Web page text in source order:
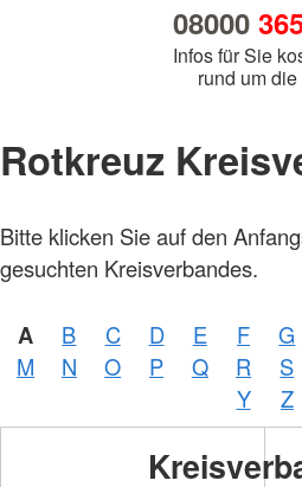
08000
Infos für Sie
rund um
Rotkreuz
Bitte klicken Sie auf den
gesuchten Kreisverbandes.
A B C D E F G
M
N O P Q R S
Y
Z